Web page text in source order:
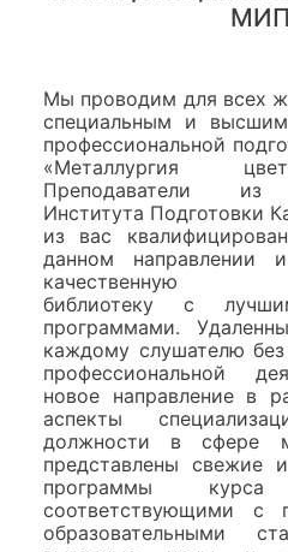
Мы проводим для всех
специальным и
профессиональной
«Металлургия
Преподаватели из
Института Подготовки
из вас
данном направлении
качественную
библиотеку с
программами.
каждому слушателю
профессиональной
новое направление в
аспекты
должности в сфере
представлены свежие
программы
соответствующими с
образовательными